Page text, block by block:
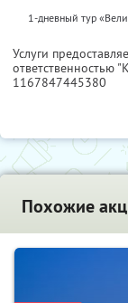
1-дневный тур
Услуги
ответственностью
1167847445380
Похожие